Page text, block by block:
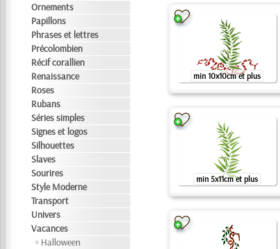
Ornements
Papillons
Phrases et lettres
Précolombien
Récif corallien
Renaissance
Roses
Rubans
Séries simples
Signes et logos
Silhouettes
Slaves
Sourires
Style Moderne
Transport
Univers
Vacances
Halloween
min 10x10cm et plus
min 5x11cm et plus